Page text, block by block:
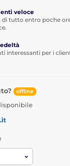
veloce
di tutto entro poche
interessanti per i
offline